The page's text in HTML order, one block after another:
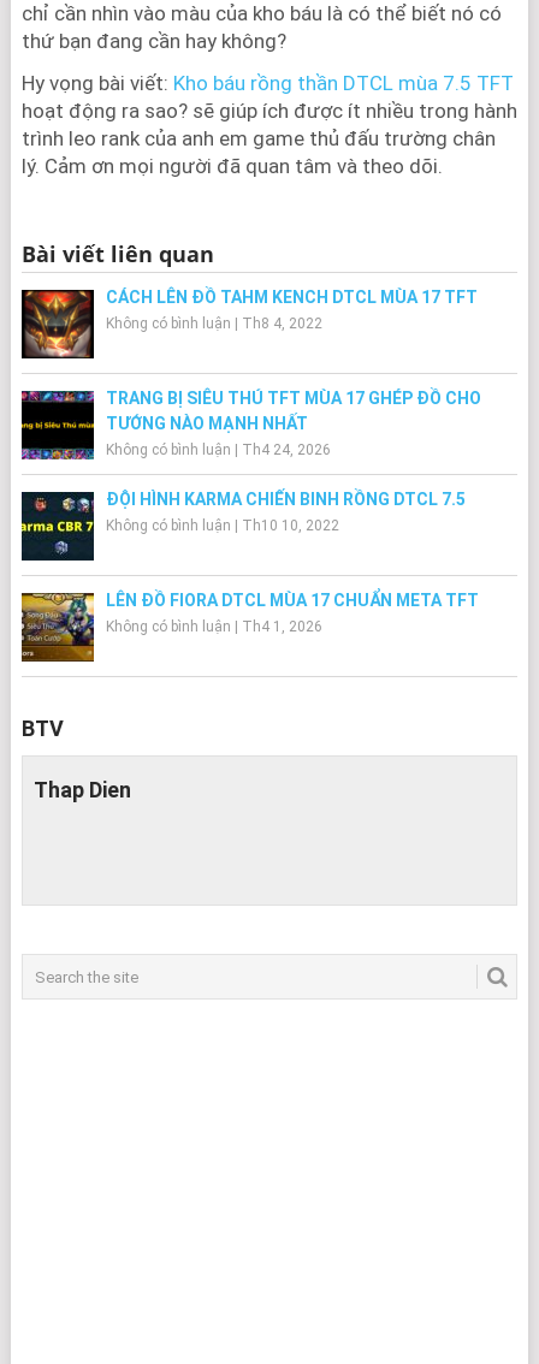
chỉ cần nhìn vào màu của kho báu là có thể biết nó có
thứ bạn đang cần hay không?
Hy vọng bài viết: Kho báu rồng thần DTCL mùa 7.5 TFT
hoạt động ra sao? sẽ giúp ích được ít nhiều trong hành
trình leo rank của anh em game thủ đấu trường chân
lý. Cảm ơn mọi người đã quan tâm và theo dõi.
Bài viết liên quan
CÁCH LÊN ĐỒ TAHM KENCH DTCL MÙA 17 TFT
Không có bình luận Th8 4, 2022
TRANG BỊ SIÊU THÚ TFT MÙA 17 GHÉP ĐỒ CHO
TƯỚNG NÀO MẠNH NHẤT
Không có bình luận Th4 24, 2026
ĐỘI HÌNH KARMA CHIẾN BINH RỒNG DTCL 7.5
Không có bình luận Th10 10, 2022
LÊN ĐỒ FIORA DTCL MÙA 17 CHUẨN META TFT
Không có bình luận Th4 1, 2026
BTV
Thap Dien